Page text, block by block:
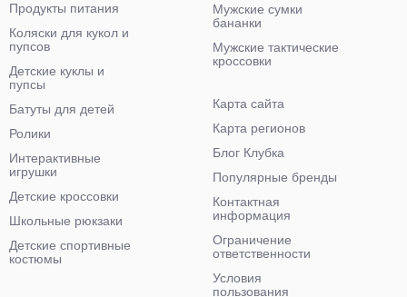
Мужские сумки
бананки
Мужские тактические
кроссовки
Продукты питания
Коляски для кукол и
пупсов
Детские куклы и
пупсы
Батуты для детей
Ролики
Интерактивные
игрушки
Детские кроссовки
Школьные рюкзаки
Детские спортивные
костюмы
Карта сайта
Карта регионов
Блог Клубка
Популярные бренды
Контактная
информация
Ограничение
ответственности
Условия
пользования